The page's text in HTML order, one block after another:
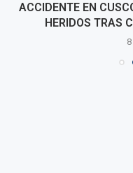
ACCIDENTE EN
HERIDOS TRAS